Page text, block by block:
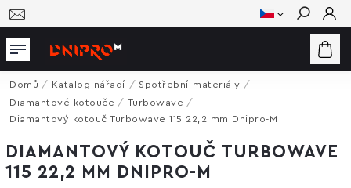
Hledat
Domů / Katalog nářadí / Spotřební materiály /
Diamantové kotouče / Turbowave /
Diamantový kotouč Turbowave 115 22,2 mm Dnipro-M
DIAMANTOVÝ KOTOUČ TURBOWAVE
115 22,2 MM DNIPRO-M